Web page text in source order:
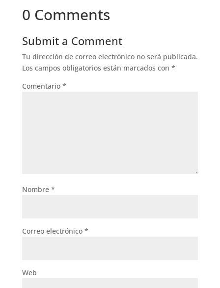
0 Comments
Submit a Comment
Tu dirección de correo electrónico no será publicada.
Los campos obligatorios están marcados con *
Comentario *
Nombre *
Correo electrónico *
Web